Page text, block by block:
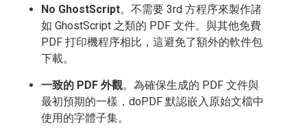
No GhostScript。不需要 3rd 方程序來製作諸
如 GhostScript 之類的 PDF 文件。與其他免費
PDF 打印機程序相比，這避免了額外的軟件包
下載。
一致的 PDF 外觀。為確保生成的 PDF 文件與
最初預期的一樣，doPDF 默認嵌入原始文檔中
使用的字體子集。